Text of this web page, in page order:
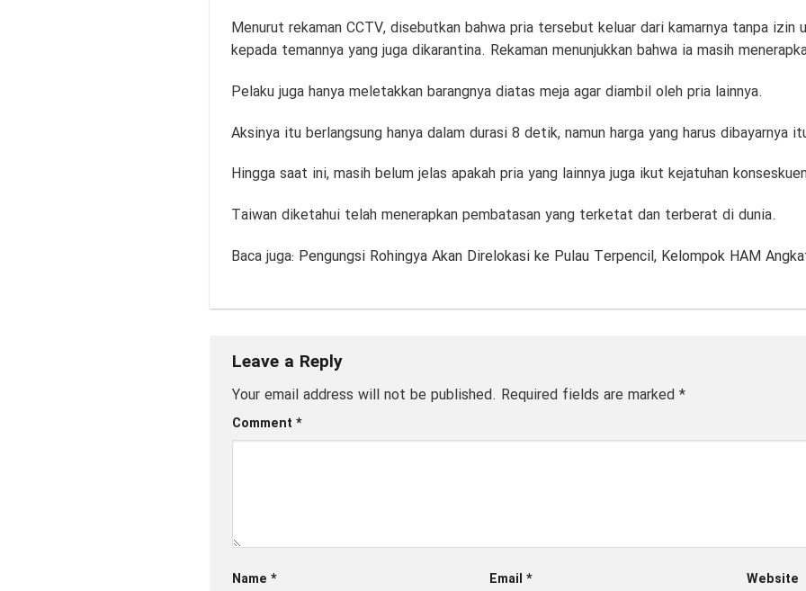
Menurut rekaman CCTV, disebutkan bahwa pria tersebut keluar dari kamarnya tanpa izin
kepada temannya yang juga dikarantina. Rekaman menunjukkan bahwa ia masih
Pelaku juga hanya meletakkan barangnya diatas meja agar diambil oleh pria lainnya.
Aksinya itu berlangsung hanya dalam durasi 8 detik, namun harga yang harus dibayarnya
Hingga saat ini, masih belum jelas apakah pria yang lainnya juga ikut kejatuhan
Taiwan diketahui telah menerapkan pembatasan yang terketat dan terberat di dunia.
Baca juga: Pengungsi Rohingya Akan Direlokasi ke Pulau Terpencil, Kelompok HAM
Leave a Reply
Your email address will not be published. Required fields are marked *
Comment *
Name * Email * Website